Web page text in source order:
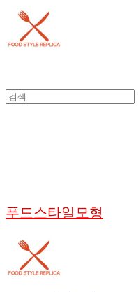
푸드스타일모형